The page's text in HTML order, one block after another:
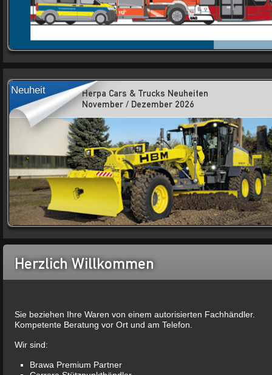
Neuheit
Herpa Cars & Trucks Neuheiten
November / Dezember 2026
Herzlich Willkommen
Sie beziehen Ihre Waren von einem autorisierten Fachhändler.
Kompetente Beratung vor Ort und am Telefon.
Wir sind:
Brawa Premium Partner